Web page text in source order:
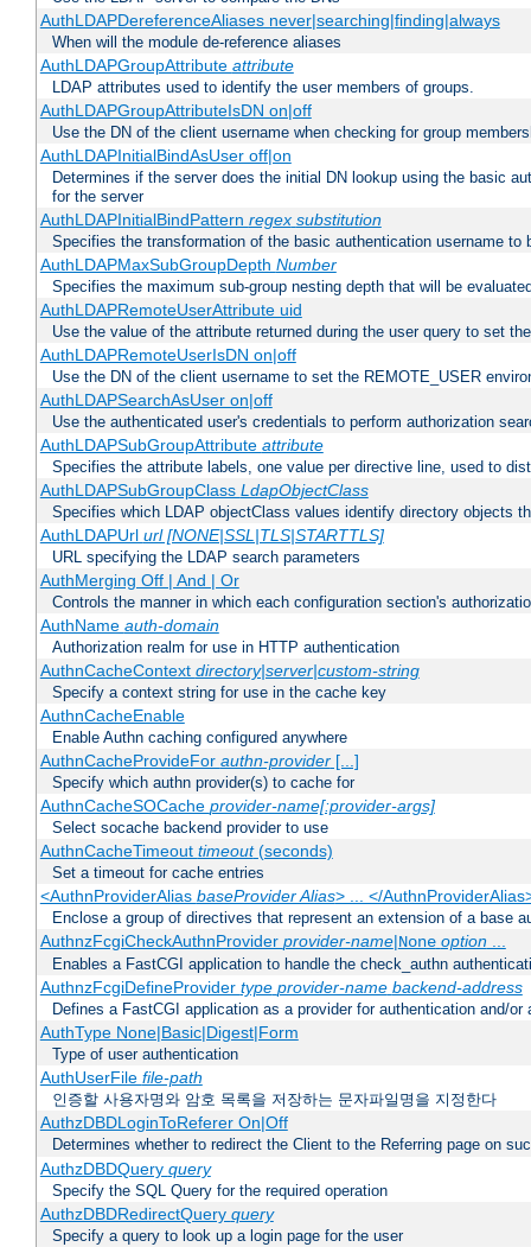
AuthLDAPDereferenceAliases never|searching|finding|always
When will the module de-reference aliases
AuthLDAPGroupAttribute attribute
LDAP attributes used to identify the user members of groups.
AuthLDAPGroupAttributeIsDN on|off
Use the DN of the client username when checking for group
AuthLDAPInitialBindAsUser off|on
Determines if the server does the initial DN lookup using the basic
for the server
AuthLDAPInitialBindPattern regex substitution
Specifies the transformation of the basic authentication username
AuthLDAPMaxSubGroupDepth Number
Specifies the maximum sub-group nesting depth that will be
AuthLDAPRemoteUserAttribute uid
Use the value of the attribute returned during the user query to set
AuthLDAPRemoteUserIsDN on|off
Use the DN of the client username to set the REMOTE_USER
AuthLDAPSearchAsUser on|off
Use the authenticated user's credentials to perform authorization
AuthLDAPSubGroupAttribute attribute
Specifies the attribute labels, one value per directive line, used to
AuthLDAPSubGroupClass LdapObjectClass
Specifies which LDAP objectClass values identify directory objects
AuthLDAPUrl url [NONE|SSL|TLS|STARTTLS]
URL specifying the LDAP search parameters
AuthMerging Off | And | Or
Controls the manner in which each configuration section's
AuthName auth-domain
Authorization realm for use in HTTP authentication
AuthnCacheContext directory|server|custom-string
Specify a context string for use in the cache key
AuthnCacheEnable
Enable Authn caching configured anywhere
AuthnCacheProvideFor authn-provider[...]
Specify which authn provider(s) to cache for
AuthnCacheSOCache provider-name[:provider-args]
Select socache backend provider to use
AuthnCacheTimeout timeout(seconds)
Set a timeout for cache entries
<AuthnProviderAlias baseProvider Alias> ... </
Enclose a group of directives that represent an extension of a base
AuthnzFcgiCheckAuthnProvider provider-name|None option...
Enables a FastCGI application to handle the check_authn
AuthnzFcgiDefineProvider type provider-name backend-address
Defines a FastCGI application as a provider for authentication and/or
AuthType None|Basic|Digest|Form
Type of user authentication
AuthUserFile file-path
인증할 사용자명와 암호 목록을 저장하는 문자파일명을 지정한다
AuthzDBDLoginToReferer On|Off
Determines whether to redirect the Client to the Referring page on
AuthzDBDQuery query
Specify the SQL Query for the required operation
AuthzDBDRedirectQuery query
Specify a query to look up a login page for the user